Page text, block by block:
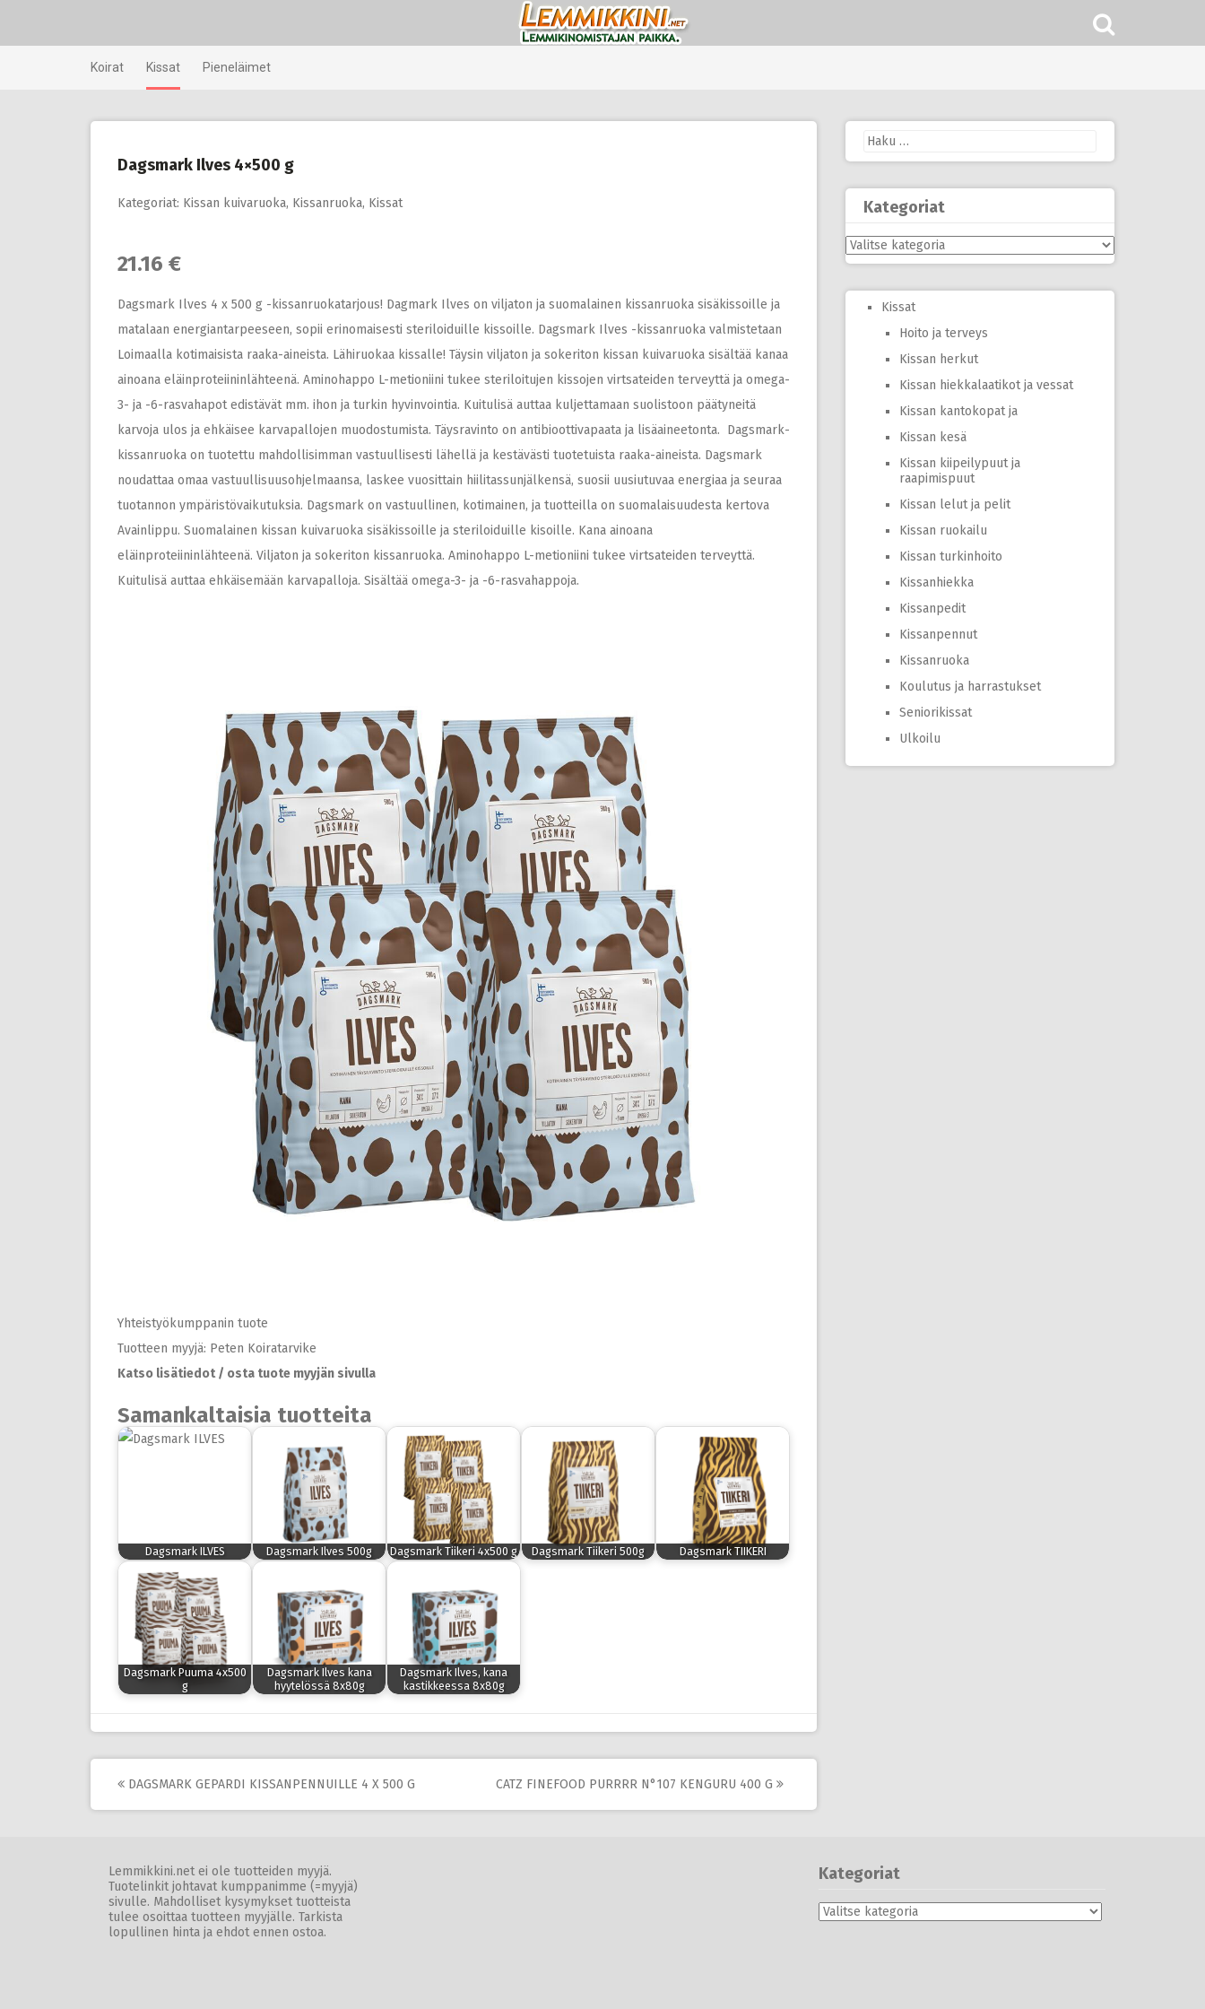
Koirat Kissat Pieneläimet
Dagsmark Ilves 4×500 g
Kategoriat: Kissan kuivaruoka, Kissanruoka, Kissat
21.16 €
Dagsmark Ilves 4 x 500 g -kissanruokatarjous! Dagmark Ilves on viljaton ja suomalainen kissanruoka sisäkissoille ja
matalaan energiantarpeeseen, sopii erinomaisesti steriloiduille kissoille. Dagsmark Ilves -kissanruoka valmistetaan
Loimaalla kotimaisista raaka-aineista. Lähiruokaa kissalle! Täysin viljaton ja sokeriton kissan kuivaruoka sisältää kanaa
ainoana eläinproteiininlähteenä. Aminohappo L-metioniini tukee steriloitujen kissojen virtsateiden terveyttä ja omega-
3- ja -6-rasvahapot edistävät mm. ihon ja turkin hyvinvointia. Kuitulisä auttaa kuljettamaan suolistoon päätyneitä
karvoja ulos ja ehkäisee karvapallojen muodostumista. Täysravinto on antibioottivapaata ja lisäaineetonta. Dagsmark-
kissanruoka on tuotettu mahdollisimman vastuullisesti lähellä ja kestävästi tuotetuista raaka-aineista. Dagsmark
noudattaa omaa vastuullisuusohjelmaansa, laskee vuosittain hiilitassunjälkensä, suosii uusiutuvaa energiaa ja seuraa
tuotannon ympäristövaikutuksia. Dagsmark on vastuullinen, kotimainen, ja tuotteilla on suomalaisuudesta kertova
Avainlippu. Suomalainen kissan kuivaruoka sisäkissoille ja steriloiduille kisoille. Kana ainoana
eläinproteiininlähteenä. Viljaton ja sokeriton kissanruoka. Aminohappo L-metioniini tukee virtsateiden terveyttä.
Kuitulisä auttaa ehkäisemään karvapalloja. Sisältää omega-3- ja -6-rasvahappoja.
Yhteistyökumppanin tuote
Tuotteen myyjä: Peten Koiratarvike
Katso lisätiedot / osta tuote myyjän sivulla
Samankaltaisia tuotteita
Dagsmark ILVES Dagsmark Ilves 500g Dagsmark Tiikeri 4x500 g Dagsmark Tiikeri 500g Dagsmark TIIKERI
Dagsmark Puuma 4x500
g
Dagsmark Ilves kana
hyytelössä 8x80g
Dagsmark Ilves, kana
kastikkeessa 8x80g
Post
navigation
DAGSMARK GEPARDI KISSANPENNUILLE 4 X 500 G CATZ FINEFOOD PURRRR N°107 KENGURU 400 G
Haku:
Kategoriat
Kategoriat
Kissat
Hoito ja terveys
Kissan herkut
Kissan hiekkalaatikot ja vessat
Kissan kantokopat ja
Kissan kesä
Kissan kiipeilypuut ja
raapimispuut
Kissan lelut ja pelit
Kissan ruokailu
Kissan turkinhoito
Kissanhiekka
Kissanpedit
Kissanpennut
Kissanruoka
Koulutus ja harrastukset
Seniorikissat
Ulkoilu
Lemmikkini.net ei ole tuotteiden myyjä.
Tuotelinkit johtavat kumppanimme (=myyjä)
sivulle. Mahdolliset kysymykset tuotteista
tulee osoittaa tuotteen myyjälle. Tarkista
lopullinen hinta ja ehdot ennen ostoa.
Kategoriat
Kategoriat